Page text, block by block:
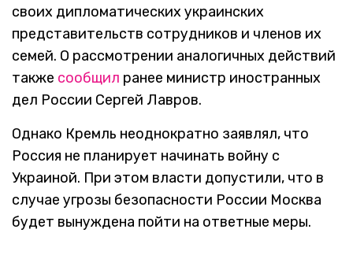
своих дипломатических украинских
представительств сотрудников и членов их
семей. О рассмотрении аналогичных действий
также сообщил ранее министр иностранных
дел России Сергей Лавров.
Однако Кремль неоднократно заявлял, что
Россия не планирует начинать войну с
Украиной. При этом власти допустили, что в
случае угрозы безопасности России Москва
будет вынуждена пойти на ответные меры.